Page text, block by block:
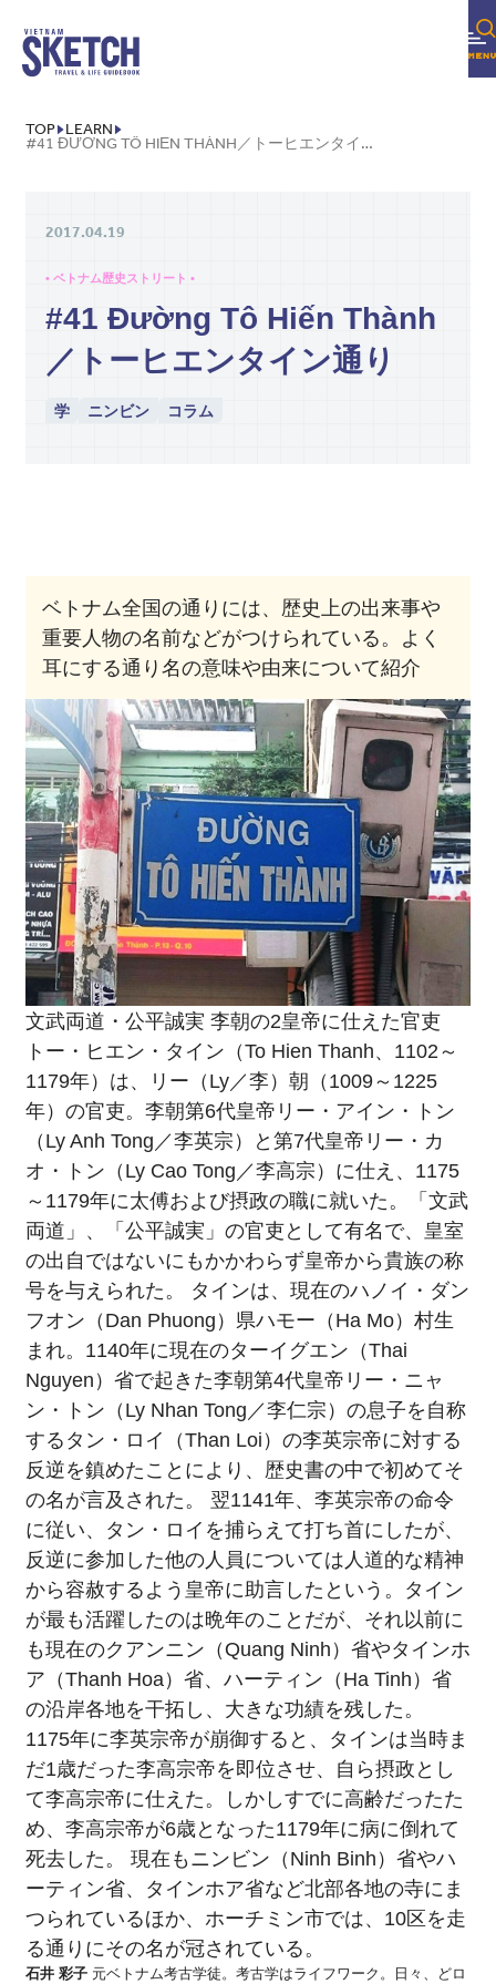
TOP LEARN
#41 ĐƯỜNG TÔ HIẾN THÀNH／トーヒエンタイン通り
2017.04.19
• ベトナム歴史ストリート •
#41 Đường Tô Hiến Thành
／トーヒエンタイン通り
学 ニンビン コラム
ベトナム全国の通りには、歴史上の出来事や
重要人物の名前などがつけられている。よく
耳にする通り名の意味や由来について紹介
文武両道・公平誠実 李朝の2皇帝に仕えた官吏
トー・ヒエン・タイン（To Hien Thanh、1102～
1179年）は、リー（Ly／李）朝（1009～1225
年）の官吏。李朝第6代皇帝リー・アイン・トン
（Ly Anh Tong／李英宗）と第7代皇帝リー・カ
オ・トン（Ly Cao Tong／李高宗）に仕え、1175
～1179年に太傅および摂政の職に就いた。「文武
両道」、「公平誠実」の官吏として有名で、皇室
の出自ではないにもかかわらず皇帝から貴族の称
号を与えられた。 タインは、現在のハノイ・ダン
フオン（Dan Phuong）県ハモー（Ha Mo）村生
まれ。1140年に現在のターイグエン（Thai
Nguyen）省で起きた李朝第4代皇帝リー・ニャ
ン・トン（Ly Nhan Tong／李仁宗）の息子を自称
するタン・ロイ（Than Loi）の李英宗帝に対する
反逆を鎮めたことにより、歴史書の中で初めてそ
の名が言及された。 翌1141年、李英宗帝の命令
に従い、タン・ロイを捕らえて打ち首にしたが、
反逆に参加した他の人員については人道的な精神
から容赦するよう皇帝に助言したという。タイン
が最も活躍したのは晩年のことだが、それ以前に
も現在のクアンニン（Quang Ninh）省やタインホ
ア（Thanh Hoa）省、ハーティン（Ha Tinh）省
の沿岸各地を干拓し、大きな功績を残した。
1175年に李英宗帝が崩御すると、タインは当時ま
だ1歳だった李高宗帝を即位させ、自ら摂政とし
て李高宗帝に仕えた。しかしすでに高齢だったた
め、李高宗帝が6歳となった1179年に病に倒れて
死去した。 現在もニンビン（Ninh Binh）省やハ
ーティン省、タインホア省など北部各地の寺にま
つられているほか、ホーチミン市では、10区を走
る通りにその名が冠されている。
石井 彩子元ベトナム考古学徒。考古学はライフワーク。日々、どロ